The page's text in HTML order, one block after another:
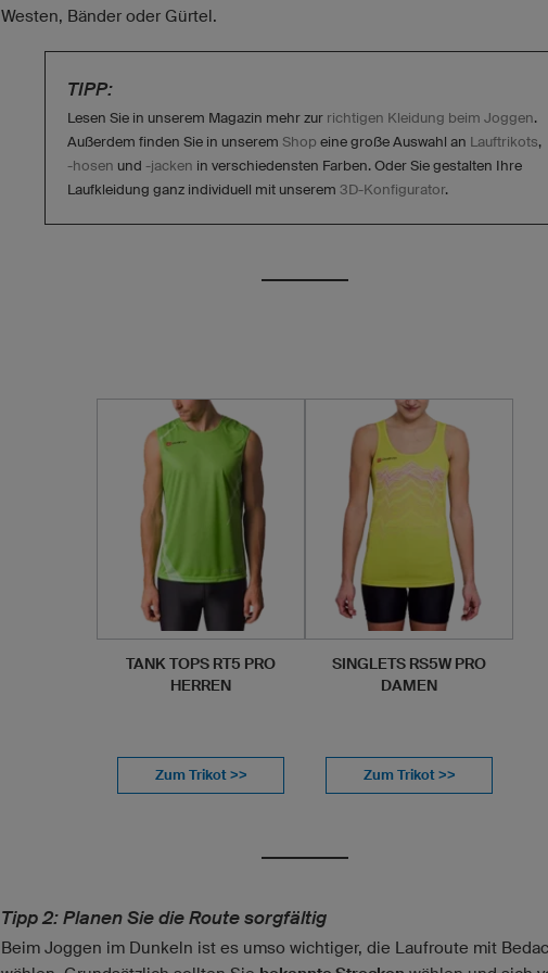
Westen, Bänder oder Gürtel.
TIPP:
Lesen Sie in unserem Magazin mehr zur richtigen Kleidung beim Joggen.
Außerdem finden Sie in unserem Shop eine große Auswahl an Lauftrikots,
-hosen und -jacken in verschiedensten Farben. Oder Sie gestalten Ihre
Laufkleidung ganz individuell mit unserem 3D-Konfigurator.
TANK TOPS RT5 PRO
HERREN
Zum Trikot >>
SINGLETS RS5W PRO
DAMEN
Zum Trikot >>
Tipp 2: Planen Sie die Route sorgfältig
Beim Joggen im Dunkeln ist es umso wichtiger, die Laufroute mit